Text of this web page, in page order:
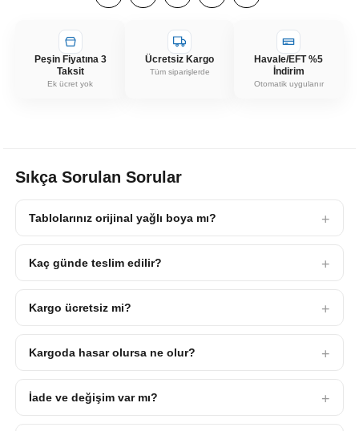
Peşin Fiyatına 3
Taksit
Ek ücret yok
Ücretsiz Kargo
Tüm siparişlerde
Havale/EFT %5
İndirim
Otomatik uygulanır
Sıkça Sorulan Sorular
Tablolarınız orijinal yağlı boya mı?
Kaç günde teslim edilir?
Kargo ücretsiz mi?
Kargoda hasar olursa ne olur?
İade ve değişim var mı?